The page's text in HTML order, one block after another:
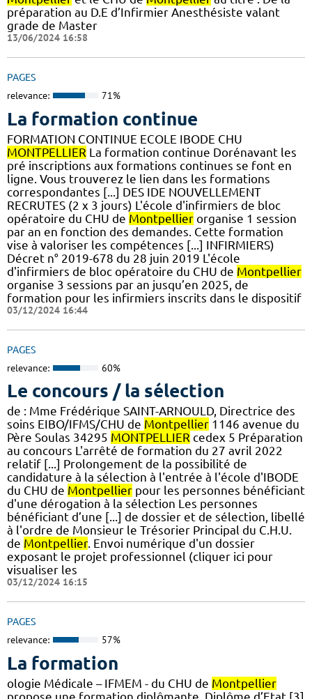
préparation au D.E d’Infirmier Anesthésiste valant
grade de Master
13/06/2024 16:58
PAGES
relevance: 71%
La formation continue
FORMATION CONTINUE ECOLE IBODE CHU
MONTPELLIER La formation continue Dorénavant les
pré inscriptions aux formations continues se font en
ligne. Vous trouverez le lien dans les formations
correspondantes [...] DES IDE NOUVELLEMENT
RECRUTES (2 x 3 jours) L'école d'infirmiers de bloc
opératoire du CHU de Montpellier organise 1 session
par an en fonction des demandes. Cette formation
vise à valoriser les compétences [...] INFIRMIERS)
Décret n° 2019-678 du 28 juin 2019 L'école
d'infirmiers de bloc opératoire du CHU de Montpellier
organise 3 sessions par an jusqu’en 2025, de
formation pour les infirmiers inscrits dans le dispositif
03/12/2024 16:44
PAGES
relevance: 60%
Le concours / la sélection
de : Mme Frédérique SAINT-ARNOULD, Directrice des
soins EIBO/IFMS/CHU de Montpellier 1146 avenue du
Père Soulas 34295 MONTPELLIER cedex 5 Préparation
au concours L'arrêté de formation du 27 avril 2022
relatif [...] Prolongement de la possibilité de
candidature à la sélection à l'entrée à l'école d'IBODE
du CHU de Montpellier pour les personnes bénéficiant
d'une dérogation à la sélection Les personnes
bénéficiant d’une [...] de dossier et de sélection, libellé
à l'ordre de Monsieur le Trésorier Principal du C.H.U.
de Montpellier. Envoi numérique d'un dossier
exposant le projet professionnel (cliquer ici pour
visualiser les
03/12/2024 16:15
PAGES
relevance: 57%
La formation
ologie Médicale – IFMEM - du CHU de Montpellier